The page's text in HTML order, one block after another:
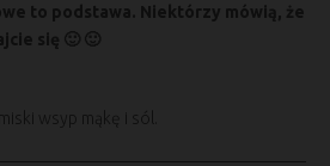
to podstawa. Niektórzy mówią, że
się 🙂 🙂
wsyp mąkę i sól.